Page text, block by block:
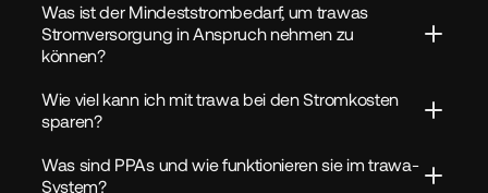
Was ist der Mindeststrombedarf, um trawas
Stromversorgung in Anspruch nehmen zu
können?
Wie viel kann ich mit trawa bei den Stromkosten
sparen?
Was sind PPAs und wie funktionieren sie im trawa-
System?